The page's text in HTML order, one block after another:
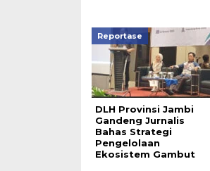
Reportase
DLH Provinsi Jambi
Gandeng Jurnalis
Bahas Strategi
Pengelolaan
Ekosistem Gambut